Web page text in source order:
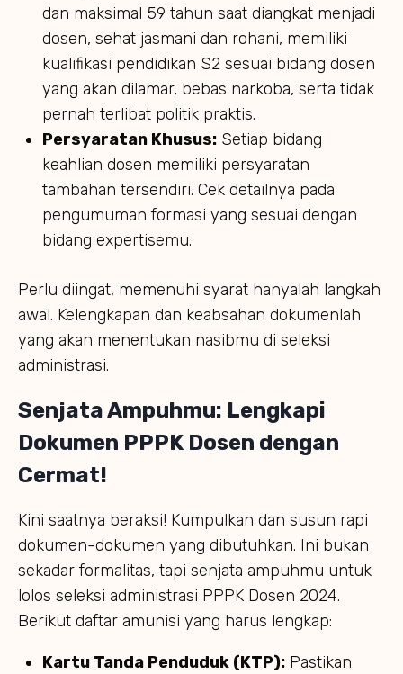
dan maksimal 59 tahun saat diangkat menjadi
dosen, sehat jasmani dan rohani, memiliki
kualifikasi pendidikan S2 sesuai bidang dosen
yang akan dilamar, bebas narkoba, serta tidak
pernah terlibat politik praktis.
Persyaratan Khusus: Setiap bidang
keahlian dosen memiliki persyaratan
tambahan tersendiri. Cek detailnya pada
pengumuman formasi yang sesuai dengan
bidang expertisemu.
Perlu diingat, memenuhi syarat hanyalah langkah
awal. Kelengkapan dan keabsahan dokumenlah
yang akan menentukan nasibmu di seleksi
administrasi.
Senjata Ampuhmu: Lengkapi
Dokumen PPPK Dosen dengan
Cermat!
Kini saatnya beraksi! Kumpulkan dan susun rapi
dokumen-dokumen yang dibutuhkan. Ini bukan
sekadar formalitas, tapi senjata ampuhmu untuk
lolos seleksi administrasi PPPK Dosen 2024.
Berikut daftar amunisi yang harus lengkap:
Kartu Tanda Penduduk (KTP): Pastikan